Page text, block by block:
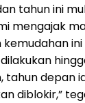
tahun ini
mengajak
ini
tahun depan
diblokir,”